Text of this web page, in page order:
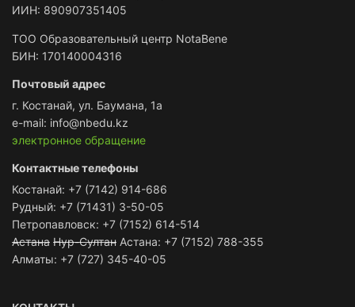
ИИН: 890907351405
ТОО Образовательный центр NotaBene
БИН: 170140004316
Почтовый адрес
г. Костанай, ул. Баумана, 1а
e-mail: info@nbedu.kz
электронное обращение
Контактные телефоны
Костанай: +7 (7142) 914-686
Рудный: +7 (71431) 3-50-05
Петропавловск: +7 (7152) 614-514
Астана Нур-Султан Астана: +7 (7152) 788-355
Алматы: +7 (727) 345-40-05